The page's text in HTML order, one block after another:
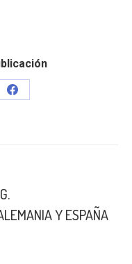
Share
Y ESPAÑA